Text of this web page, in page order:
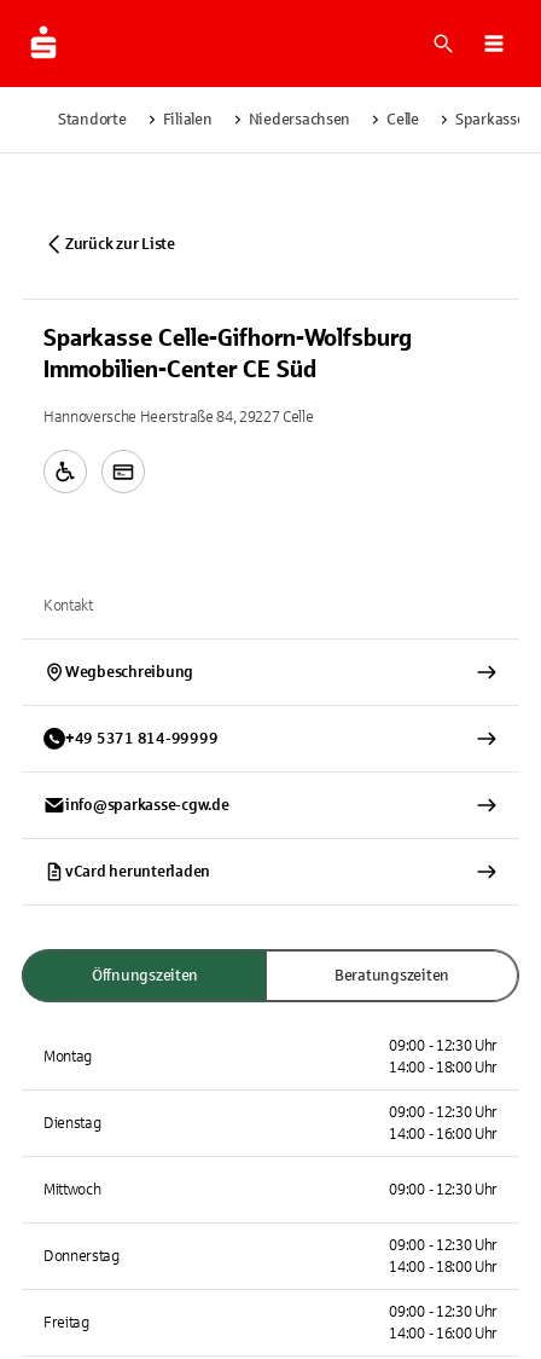
Suche
Standorte Filialen Niedersachsen Celle Sparkasse
Zurück zur Liste
Sparkasse Celle-Gifhorn-Wolfsburg
Immobilien-Center CE Süd
Hannoversche Heerstraße 84, 29227 Celle
Kontakt
Wegbeschreibung
+49 5371 814-99999
info@sparkasse-cgw.de
vCard herunterladen
Öffnungszeiten Beratungszeiten
Montag
09:00 - 12:30 Uhr
14:00 - 18:00 Uhr
Dienstag
09:00 - 12:30 Uhr
14:00 - 16:00 Uhr
Mittwoch 09:00 - 12:30 Uhr
Donnerstag
09:00 - 12:30 Uhr
14:00 - 18:00 Uhr
Freitag
09:00 - 12:30 Uhr
14:00 - 16:00 Uhr